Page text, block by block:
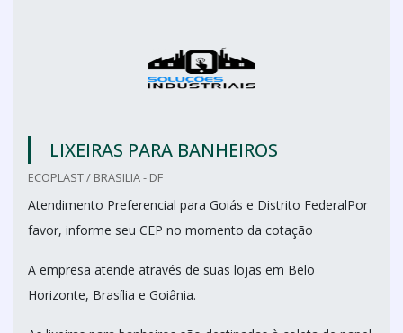
LIXEIRAS PARA BANHEIROS
ECOPLAST / BRASILIA - DF
Atendimento Preferencial para Goiás e Distrito FederalPor
favor, informe seu CEP no momento da cotação
A empresa atende através de suas lojas em Belo
Horizonte, Brasília e Goiânia.